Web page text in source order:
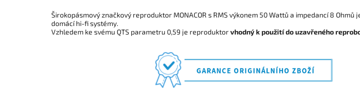
Širokopásmový značkový reproduktor MONACOR s RMS výkonem 50 Wattů a impedancí 8 Ohmů
domácí hi-fi systémy.
Vzhledem ke svému QTS parametru 0,59 je reproduktorvhodný k použití do uzavřeného